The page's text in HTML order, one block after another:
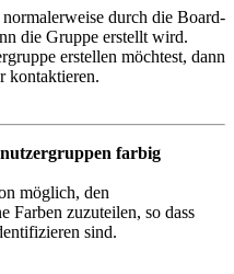
durch die Board-
die Gruppe erstellt wird.
erstellen möchtest, dann
kontaktieren.
farbig
möglich, den
Farben zuzuteilen, so dass
sind.